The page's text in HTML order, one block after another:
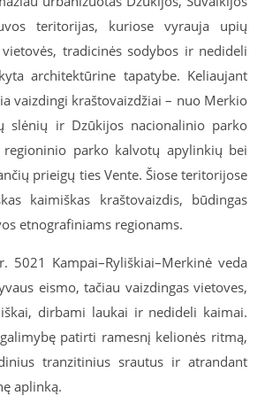
teritorijas, kuriose vyrauja upių
tradicinės sodybos ir nedideli
architektūrine tapatybe. Keliaujant
vaizdingi kraštovaizdžiai – nuo Merkio
slėnių ir Dzūkijos nacionalinio parko
parko kalvotų apylinkių bei
prieigų ties Vente. Šiose teritorijose
kaimiškas kraštovaizdis, būdingas
etnografiniams regionams.
5021 Kampai–Ryliškiai–Merkinė veda
eismo, tačiau vaizdingas vietoves,
dirbami laukai ir nedideli kaimai.
patirti ramesnį kelionės ritmą,
tranzitinius srautus ir atrandant
aplinką.